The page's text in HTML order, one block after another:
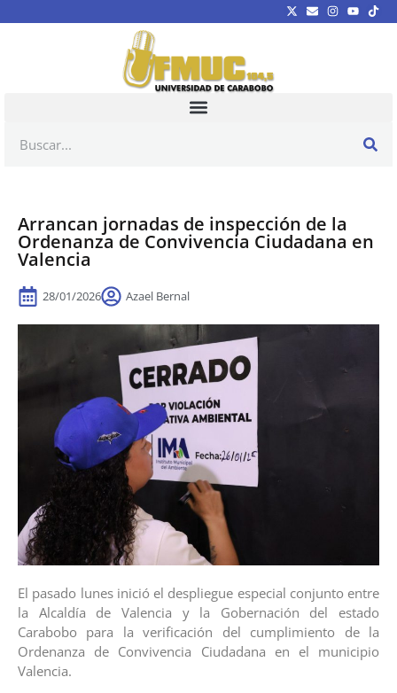
Arrancan jornadas de inspección de la
Ordenanza de Convivencia Ciudadana en
Valencia
28/01/2026 Azael Bernal
El pasado lunes inició el despliegue especial conjunto entre
la Alcaldía de Valencia y la Gobernación del estado
Carabobo para la verificación del cumplimiento de la
Ordenanza de Convivencia Ciudadana en el municipio
Valencia.